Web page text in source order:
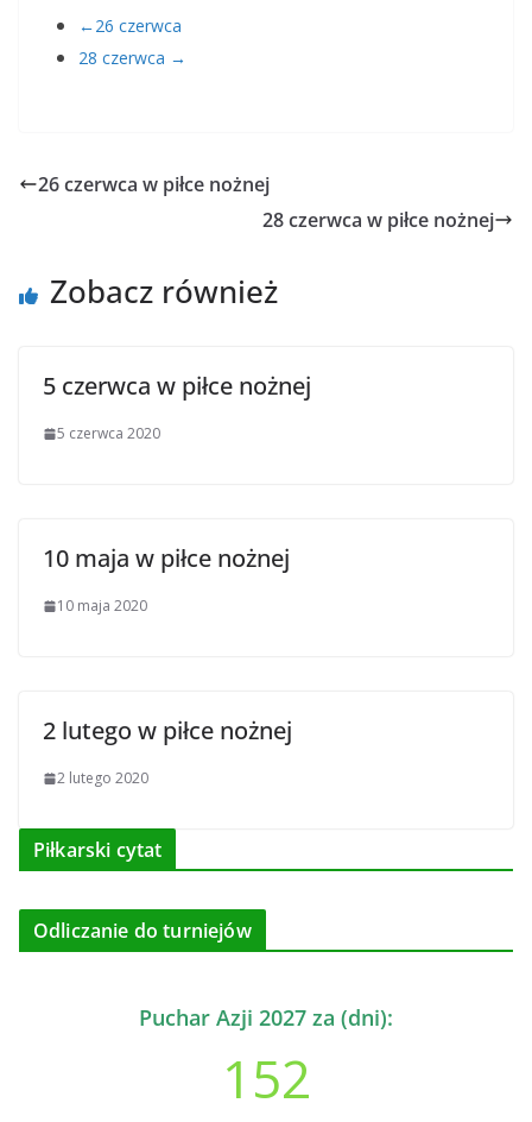
←26 czerwca
28 czerwca →
26 czerwca w piłce nożnej
28 czerwca w piłce nożnej
Zobacz również
5 czerwca w piłce nożnej
5 czerwca 2020
10 maja w piłce nożnej
10 maja 2020
2 lutego w piłce nożnej
2 lutego 2020
Piłkarski cytat
Odliczanie do turniejów
Puchar Azji 2027 za (dni):
152